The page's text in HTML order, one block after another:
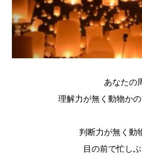
あなたの
理解力が無く動物か
判断力が無く動
目の前で忙し